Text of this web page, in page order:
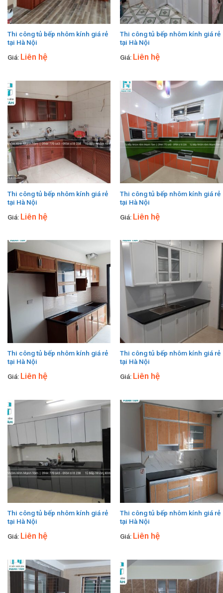
Thi công tủ bếp nhôm kính giá rẻ
tại Hà Nội
Giá: Liên hệ
Thi công tủ bếp nhôm kính giá rẻ
tại Hà Nội
Giá: Liên hệ
Thi công tủ bếp nhôm kính giá rẻ
tại Hà Nội
Giá: Liên hệ
Thi công tủ bếp nhôm kính giá rẻ
tại Hà Nội
Giá: Liên hệ
Thi công tủ bếp nhôm kính giá rẻ
tại Hà Nội
Giá: Liên hệ
Thi công tủ bếp nhôm kính giá rẻ
tại Hà Nội
Giá: Liên hệ
Thi công tủ bếp nhôm kính giá rẻ
tại Hà Nội
Giá: Liên hệ
Thi công tủ bếp nhôm kính giá rẻ
tại Hà Nội
Giá: Liên hệ